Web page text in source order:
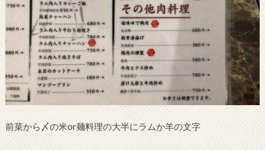
前菜から〆の米or麺料理の大半にラムか羊の文字